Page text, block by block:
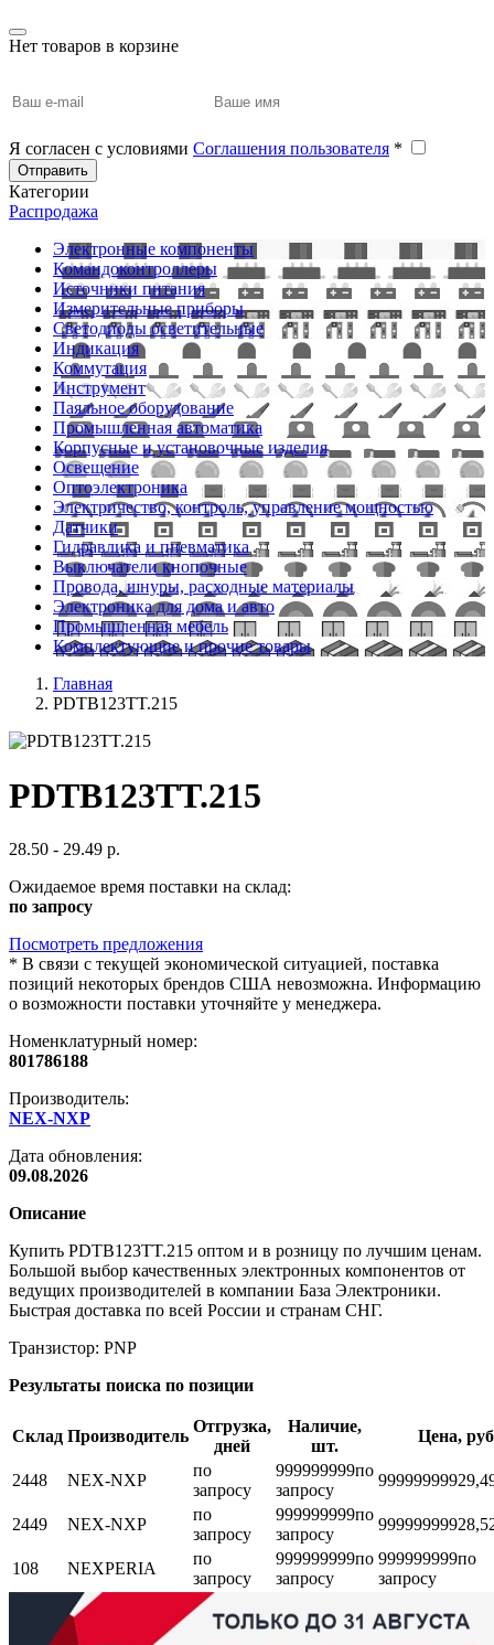
Нет товаров в корзине
Я согласен с условиями Соглашения пользователя *
Отправить
Категории
Распродажа
Электронные компоненты
Командоконтроллеры
Источники питания
Измерительные приборы
Светодиоды осветительные
Индикация
Коммутация
Инструмент
Паяльное оборудование
Промышленная автоматика
Корпусные и установочные изделия
Освещение
Оптоэлектроника
Электричество, контроль, управление мощностью
Датчики
Гидравлика и пневматика
Выключатели кнопочные
Провода, шнуры, расходные материалы
Электроника для дома и авто
Промышленная мебель
Комплектующие и прочие товары
Главная
PDTB123TT.215
PDTB123TT.215
28.50 - 29.49 р.
Ожидаемое время поставки на склад:
по запросу
Посмотреть предложения
* В связи с текущей экономической ситуацией, поставка
позиций некоторых брендов США невозможна. Информацию
о возможности поставки уточняйте у менеджера.
Номенклатурный номер:
801786188
Производитель:
NEX-NXP
Дата обновления:
09.08.2026
Описание
Купить PDTB123TT.215 оптом и в розницу по лучшим ценам.
Большой выбор качественных электронных компонентов от
ведущих производителей в компании База Электроники.
Быстрая доставка по всей России и странам СНГ.
Транзистор: PNP
Результаты поиска по позиции
Склад Производитель
Отгрузка,
дней
Наличие,
шт.
Цена,
2448 NEX-NXP
по
запросу
999999999по
запросу
999999999
2449 NEX-NXP
по
запросу
999999999по
запросу
99999999928,5
108 NEXPERIA
по
запросу
999999999по
запросу
999999999по
запросу